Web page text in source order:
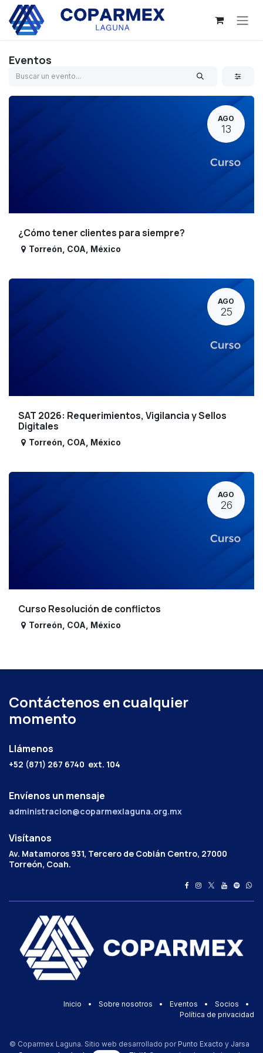
Ir al contenido
Eventos
AGO
13
¿Cómo tener clientes para siempre?
Torreón COA México
AGO
25
SAT 2026: Requerimientos, Vigilancia y Sellos
Digitales
Torreón COA México
AGO
26
Curso Resolución de conflictos
Torreón COA México
Contáctenos en cualquier
momento
Llámenos
+52 (871) 267 6740 ext. 104
Envíenos un mensaje
administracion@coparmexlaguna.org.mx
Visítanos
Av. Matamoros 931, Tercero de Cobián Centro, 27000
Torreón, Coah.
Inicio • Sobre nosotros • Eventos • Socios
•
Política de privacidad
© Coparmex Laguna. Sitio web desarrollado por Punto Exacto y Jarsa